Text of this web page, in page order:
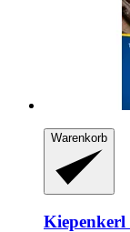
Warenkorb
Kiepenkerl